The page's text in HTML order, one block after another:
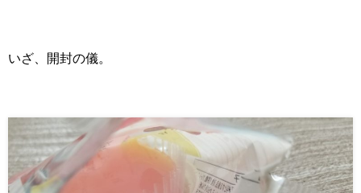
いざ、開封の儀。